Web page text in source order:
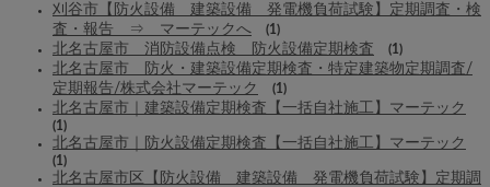
刈谷市【防火設備 建築設備 発電機負荷試験】定期調査・検
査・報告 ⇒ マーテックへ
(1)
北名古屋市 消防設備点検 防火設備定期検査 (1)
北名古屋市 防火・建築設備定期検査・特定建築物定期調査/
定期報告/株式会社マーテック
(1)
北名古屋市｜建築設備定期検査【一括自社施工】マーテック
(1)
北名古屋市｜防火設備定期検査【一括自社施工】マーテック
(1)
北名古屋市区【防火設備 建築設備 発電機負荷試験】定期調